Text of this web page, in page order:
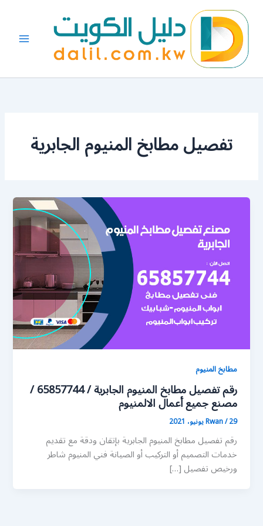
المحتوى
تفصيل مطابخ المنيوم الجابرية
مطابخ المنيوم
رقم تفصيل مطابخ المنيوم الجابرية / 65857744 /
مصنع جميع أعمال الالمنيوم
Rwan/29 يونيو، 2021
رقم تفصيل مطابخ المنيوم الجابرية بإتقان ودقة مع تقديم
خدمات التصميم أو التركيب أو الصيانة فني المنيوم شاطر
ورخيص تفصيل […]